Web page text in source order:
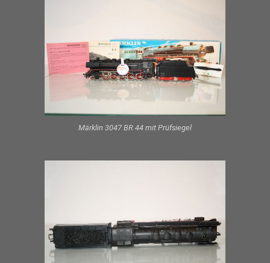
Märklin 3047 BR 44 mit Prüfsiegel